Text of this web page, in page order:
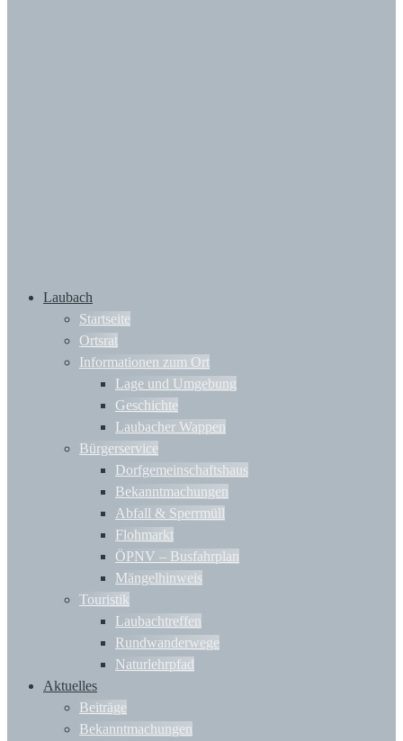
Laubach
Startseite
Ortsrat
Informationen zum Ort
Lage und Umgebung
Geschichte
Laubacher Wappen
Bürgerservice
Dorfgemeinschaftshaus
Bekanntmachungen
Abfall & Sperrmüll
Flohmarkt
ÖPNV – Busfahrplan
Mängelhinweis
Touristik
Laubachtreffen
Rundwanderwege
Naturlehrpfad
Aktuelles
Beiträge
Bekanntmachungen